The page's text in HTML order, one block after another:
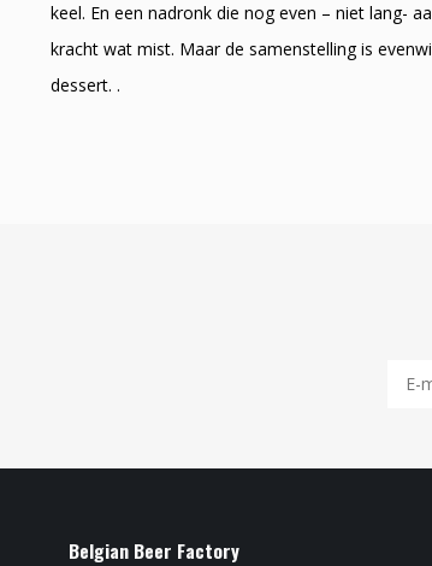
keel. En een nadronk die nog even – niet lang-
kracht wat mist. Maar de samenstelling is
dessert. .
Belgian Beer Factory